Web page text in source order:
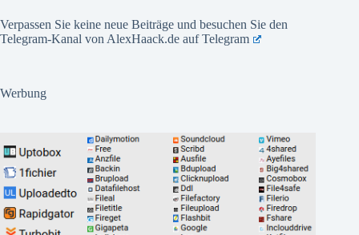
Verpassen Sie keine neue Beiträge und besuchen Sie den
Telegram-Kanal von AlexHaack.de aufTelegram
Werbung